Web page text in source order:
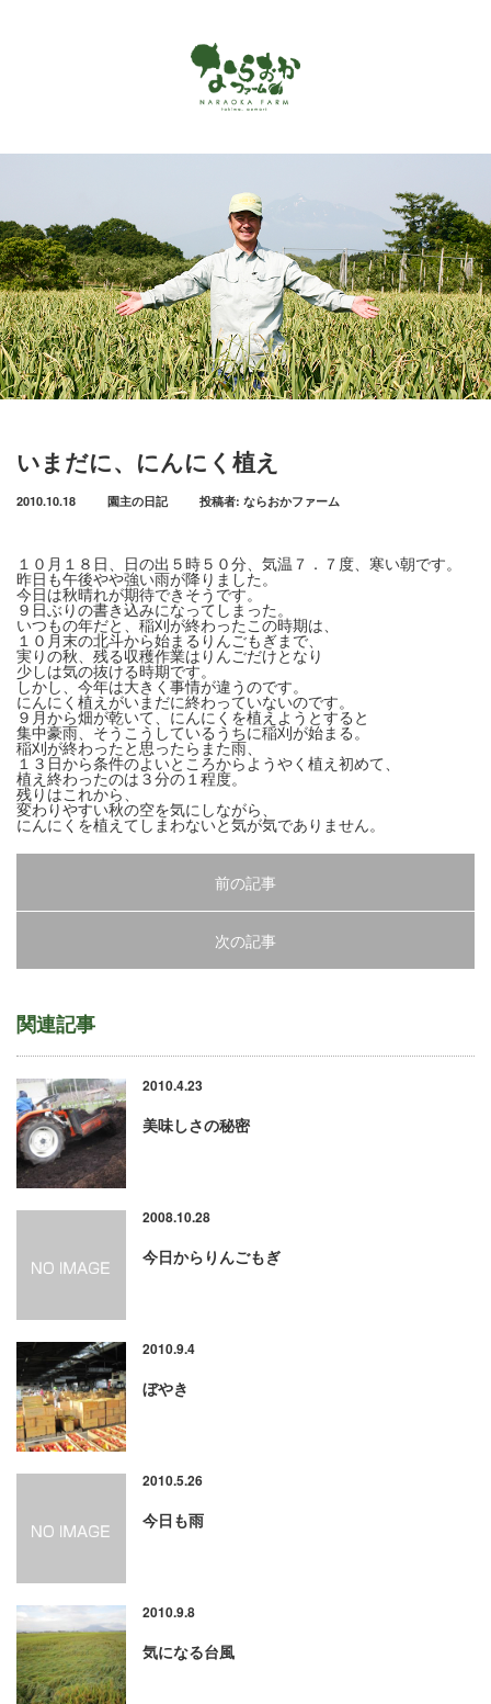
いまだに、にんにく植え
2010.10.18 園主の日記 投稿者: ならおかファーム
１０月１８日、日の出５時５０分、気温７．７度、寒い朝です。
昨日も午後やや強い雨が降りました。
今日は秋晴れが期待できそうです。
９日ぶりの書き込みになってしまった。
いつもの年だと、稲刈が終わったこの時期は、
１０月末の北斗から始まるりんごもぎまで、
実りの秋、残る収穫作業はりんごだけとなり
少しは気の抜ける時期です。
しかし、今年は大きく事情が違うのです。
にんにく植えがいまだに終わっていないのです。
９月から畑が乾いて、にんにくを植えようとすると
集中豪雨、そうこうしているうちに稲刈が始まる。
稲刈が終わったと思ったらまた雨、
１３日から条件のよいところからようやく植え初めて、
植え終わったのは３分の１程度。
残りはこれから、
変わりやすい秋の空を気にしながら、
にんにくを植えてしまわないと気が気でありません。
前の記事
次の記事
関連記事
2010.4.23
美味しさの秘密
2008.10.28
今日からりんごもぎ
2010.9.4
ぼやき
2010.5.26
今日も雨
2010.9.8
気になる台風
ホーム
ならおかファームで作っているもの
お客様の声
商品カタログ
オンラインショップ
お問い合わせ
アクセス